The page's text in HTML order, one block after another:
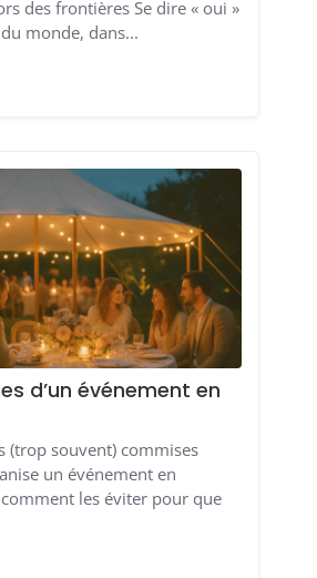
des frontières Se dire « oui »
monde, dans...
d’un événement en
(trop souvent) commises
un événement en
les éviter pour que